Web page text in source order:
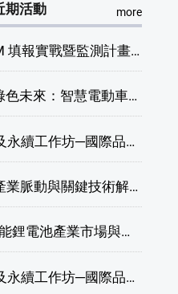
期活動 more
歐盟CBAM 填報實戰暨監測計畫說明會(臺中場)
AI浪潮 x 綠色未來：智慧電動車新商機研討會
企業減碳及永續工作坊─國際品牌綠色供應鏈永續管理與實務演練(臺中場)
AI機器人產業脈動與關鍵技術解析研討會
2026年儲能鋰電池產業市場與技術發展線上研討會
企業減碳及永續工作坊─國際品牌綠色供應鏈永續管理與實務演練(高雄場)